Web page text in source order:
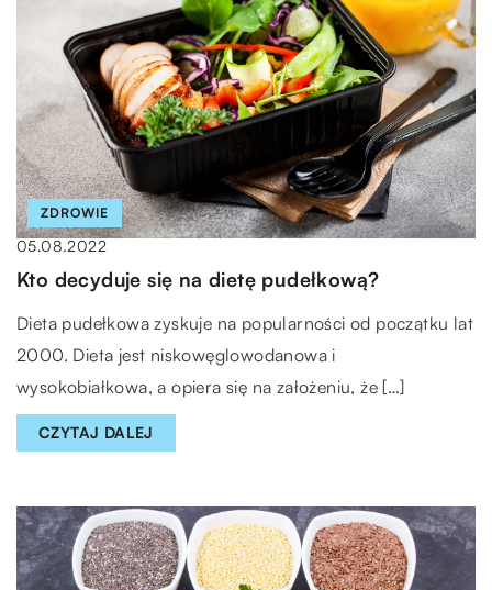
ZDROWIE
05.08.2022
Kto decyduje się na dietę pudełkową?
Dieta pudełkowa zyskuje na popularności od początku lat
2000. Dieta jest niskowęglowodanowa i
wysokobiałkowa, a opiera się na założeniu, że […]
CZYTAJ DALEJ